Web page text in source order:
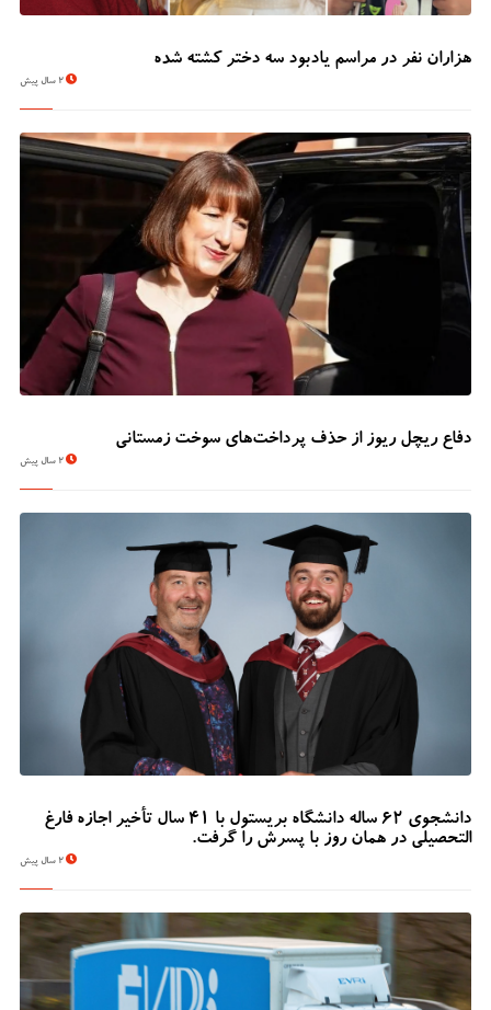
هزاران نفر در مراسم یادبود سه دختر کشته شده
2 سال پیش
دفاع ریچل ریوز از حذف پرداخت‌های سوخت زمستانی
2 سال پیش
دانشجوی 62 ساله دانشگاه بریستول با 41 سال تأخیر اجازه فارغ
التحصیلی در همان روز با پسرش را گرفت.
2 سال پیش